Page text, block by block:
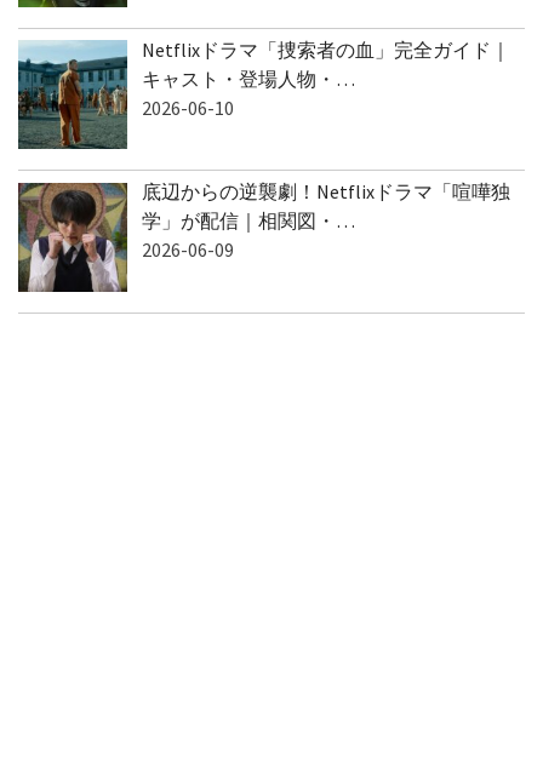
Netflixドラマ「捜索者の血」完全ガイド｜
キャスト・登場人物・…
2026-06-10
底辺からの逆襲劇！Netflixドラマ「喧嘩独
学」が配信｜相関図・…
2026-06-09